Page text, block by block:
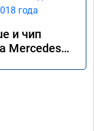
и чип
Mercedes